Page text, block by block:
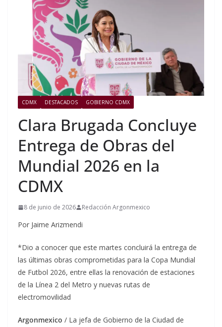
CDMX DESTACADOS GOBIERNO CDMX
Clara Brugada Concluye
Entrega de Obras del
Mundial 2026 en la
CDMX
8 de junio de 2026 Redacción Argonmexico
Por Jaime Arizmendi
*Dio a conocer que este martes concluirá la entrega de
las últimas obras comprometidas para la Copa Mundial
de Futbol 2026, entre ellas la renovación de estaciones
de la Línea 2 del Metro y nuevas rutas de
electromovilidad
Argonmexico / La jefa de Gobierno de la Ciudad de